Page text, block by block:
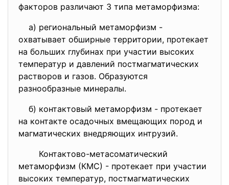
факторов различают 3 типа метаморфизма:
а) региональный метаморфизм -
охватывает обширные территории, протекает
на больших глубинах при участии высоких
температур и давлений постмагматических
растворов и газов. Образуются
разнообразные минералы.
б) контактовый метаморфизм - протекает
на контакте осадочных вмещающих пород и
магматических внедряющих интрузий.
Контактово-метасоматический
метаморфизм (КМС) - протекает при участии
высоких температур, постмагматических